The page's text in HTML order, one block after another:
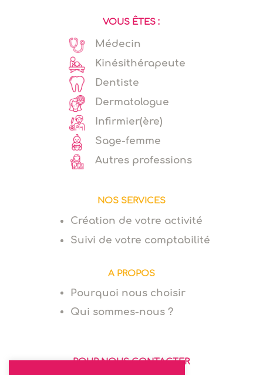
VOUS ÊTES :
Médecin
Kinésithérapeute
Dentiste
Dermatologue
Infirmier(ère)
Sage-femme
Autres professions
NOS SERVICES
Création de votre activité
Suivi de votre comptabilité
A PROPOS
Pourquoi nous choisir
Qui sommes-nous ?
POUR NOUS CONTACTER